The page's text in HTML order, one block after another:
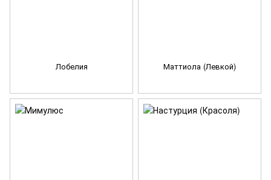
Лобелия Маттиола (Левкой)